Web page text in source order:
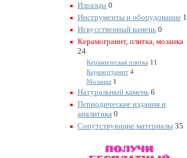
Изразцы 0
Инструменты и оборудование 1
Искусственный камень 0
Керамогранит, плитка, мозаика
24
Керамическая плитка 11
Керамогранит 4
Мозаика 1
Натуральный камень 6
Периодические издания и
аналитика 0
Сопутствующие материалы 35